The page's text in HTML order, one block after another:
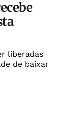
liberadas
de baixar